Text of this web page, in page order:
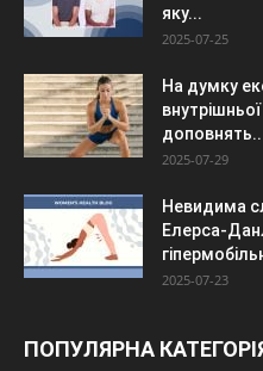
яку...
2025-07-25
На думку
2025-07-29
Невидима
Елерса-
2025-07-23
ПОПУЛЯРНА